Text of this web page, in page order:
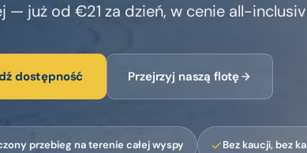
— już od €21 za dzień, w cenie all-
dostępność Przejrzyj naszą flotę
przebieg na terenie całej wyspy Bez kaucji, bez